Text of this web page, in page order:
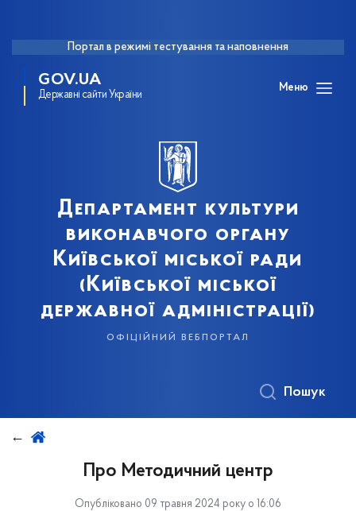
Портал в режимі тестування та наповнення
GOV.UA
Державні сайти України
Меню
Департамент культури
виконавчого органу
Київської міської ради
(Київської міської
державної адміністрації)
офіційний вебпортал
Пошук
Про Методичний центр
Опубліковано 09 травня 2024 року о 16:06